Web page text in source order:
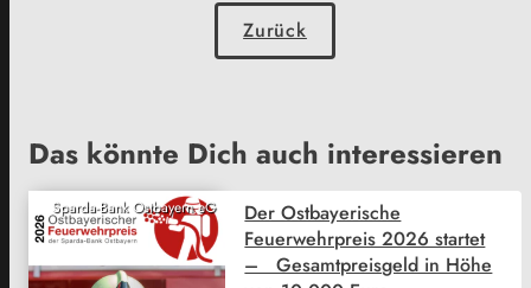
Zurück
Das könnte Dich auch interessieren
Sparda-Bank Ostbayern eG
Der Ostbayerische
Feuerwehrpreis 2026 startet
– Gesamtpreisgeld in Höhe